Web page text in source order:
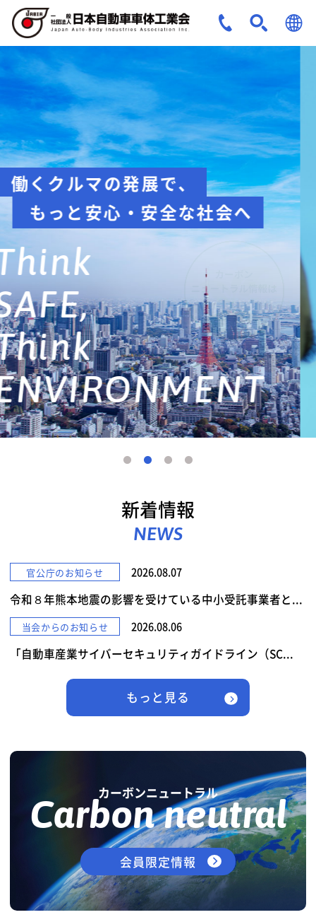
ENG
安全への取組み
Think about
safety
詳しくみる
新着情報
NEWS
官公庁のお知らせ 2026.08.07
令和８年熊本地震の影響を受けている中小受託事業者と...
当会からのお知らせ 2026.08.06
「自動車産業サイバーセキュリティガイドライン（SC...
もっと見る
カーボンニュートラル
Carbon neutral
会員限定情報